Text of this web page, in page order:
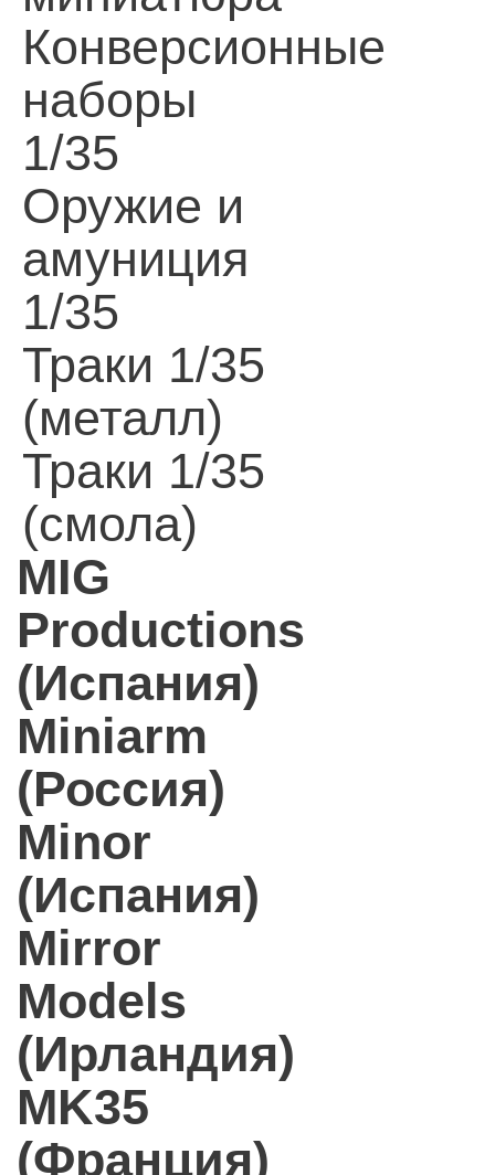
Конверсионные
наборы
1/35
Оружие и
амуниция
1/35
Траки 1/35
(металл)
Траки 1/35
(смола)
MIG
Productions
(Испания)
Miniarm
(Россия)
Minor
(Испания)
Mirror
Models
(Ирландия)
MK35
(Франция)